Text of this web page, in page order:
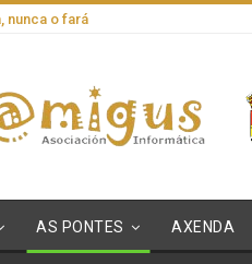
nunca o fará
AS PONTES AXENDA